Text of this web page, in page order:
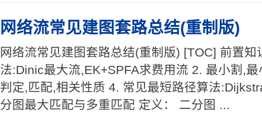
网络流常见建图套路总结(重制版)
网络流常见建图套路总结(重制版) [TOC] 前置
法:Dinic最大流,EK+SPFA求费用流 2. 最小割,
判定,匹配,相关性质 4. 常见最短路径算法
分图最大匹配与多重匹配 定义： 二分图 ...